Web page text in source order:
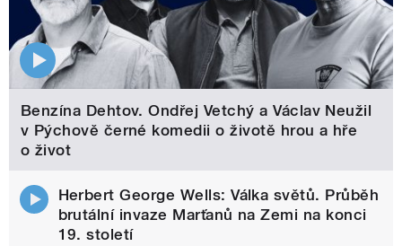
Benzína Dehtov. Ondřej Vetchý a Václav Neužil
v Pýchově černé komedii o životě hrou a hře
o život
Herbert George Wells: Válka světů. Průběh
brutální invaze Marťanů na Zemi na konci
19. století